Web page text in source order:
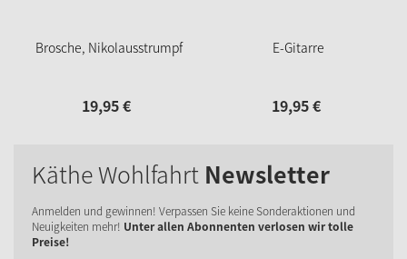
Brosche, Nikolausstrumpf
19,95€
E-Gitarre
19,95€
Käthe Wohlfahrt Newsletter
Anmelden und gewinnen! Verpassen Sie keine Sonderaktionen und
Neuigkeiten mehr! Unter allen Abonnenten verlosen wir tolle
Preise!